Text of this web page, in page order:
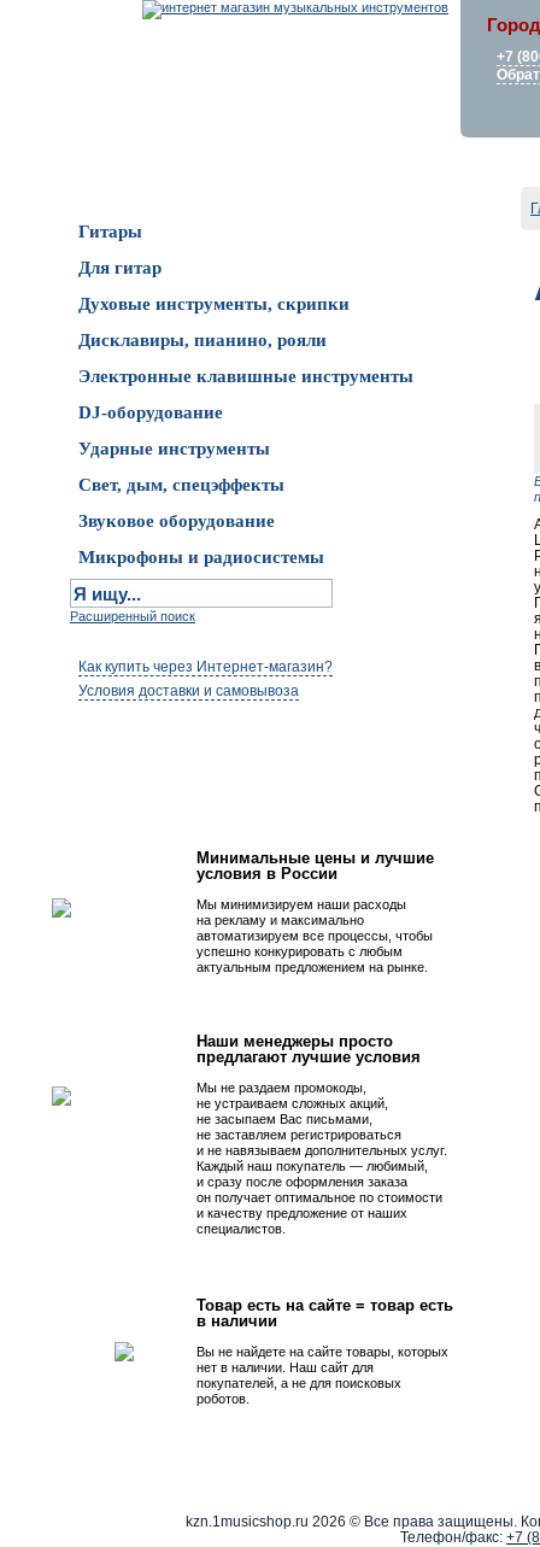
+7
Гитары
Для гитар
Духовые инструменты, скрипки
Дисклавиры, пианино, рояли
Электронные клавишные инструменты
DJ-оборудование
Ударные инструменты
Свет, дым, спецэффекты
Звуковое оборудование
Микрофоны и радиосистемы
Расширенный поиск
Как купить через Интернет-магазин?
Условия доставки и самовывоза
Минимальные цены и лучшие
условия в России
Мы минимизируем наши расходы
на рекламу и максимально
автоматизируем все процессы, чтобы
успешно конкурировать с любым
актуальным предложением на рынке.
Наши менеджеры просто
предлагают лучшие условия
Мы не раздаем промокоды,
не устраиваем сложных акций,
не засыпаем Вас письмами,
не заставляем регистрироваться
и не навязываем дополнительных услуг.
Каждый наш покупатель — любимый,
и сразу после оформления заказа
он получает оптимальное по стоимости
и качеству предложение от наших
специалистов.
Товар есть на сайте = товар есть
в наличии
Вы не найдете на сайте товары, которых
нет в наличии. Наш сайт для
покупателей, а не для поисковых
роботов.
kzn.1musicshop.ru 2026 © Все права защищены.
Телефон/факс: +7